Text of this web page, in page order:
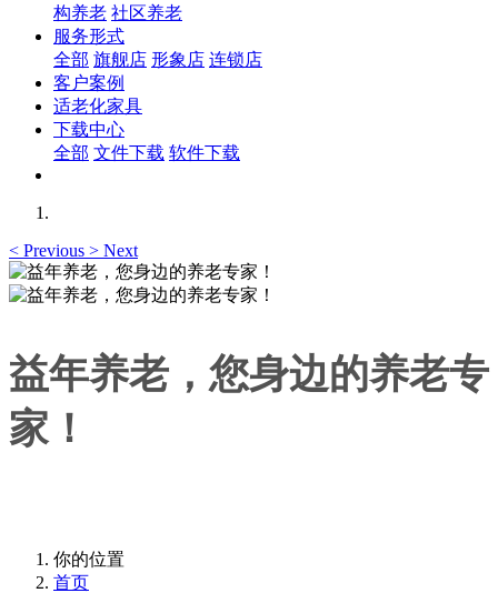
构养老 社区养老
服务形式
全部 旗舰店 形象店 连锁店
客户案例
适老化家具
下载中心
全部 文件下载 软件下载
< Previous > Next
益年养老，您身边的养老专
家！
你的位置
首页